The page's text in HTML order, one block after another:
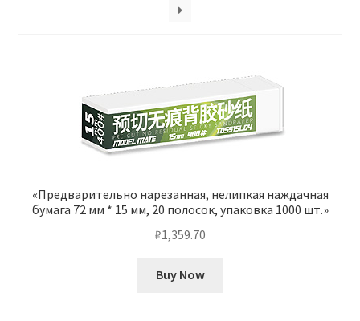
Партнерам
«Предварительно нарезанная, нелипкая наждачная
бумага 72 мм * 15 мм, 20 полосок, упаковка 1000 шт.»
₽1,359.70
Buy Now